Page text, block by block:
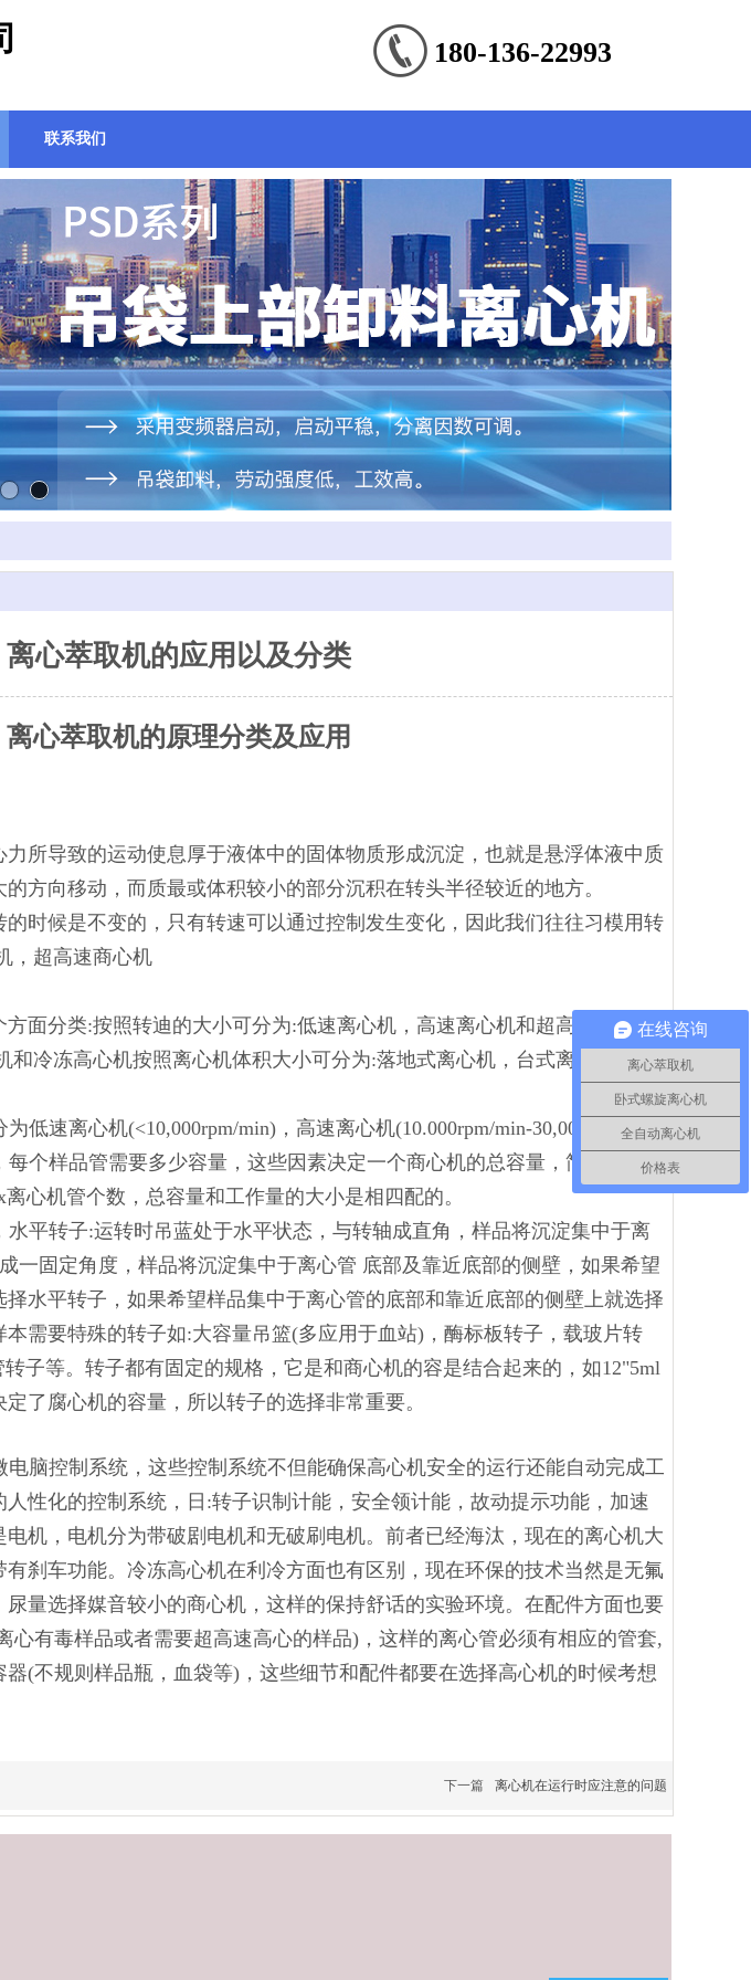
180-136-22993
联系我们
离心萃取机的应用以及分类
离心萃取机的原理分类及应用
所导致的运动使息厚于液体中的固体物质形成沉淀，也就是悬浮体液中质
方向移动，而质最或体积较小的部分沉积在转头半径较近的地方。
时候是不变的，只有转速可以通过控制发生变化，因此我们往往习模用转
，超高速商心机
面分类:按照转迪的大小可分为:低速离心机，高速离心机和超高速商心机;
和冷冻高心机按照离心机体积大小可分为:落地式离心机，台式离心机，掌
低速离心机(<10,000rpm/min)，高速离心机(10.000rpm/min-30,000rpm/min)
个样品管需要多少容量，这些因素决定一个商心机的总容量，简单的来说
心机管个数，总容量和工作量的大小是相四配的。
平转子:运转时吊蓝处于水平状态，与转轴成直角，样品将沉淀集中于离
一固定角度，样品将沉淀集中于离心管 底部及靠近底部的侧壁，如果希望
水平转子，如果希望样品集中于离心管的底部和靠近底部的侧壁上就选择
需要特殊的转子如:大容量吊篮(多应用于血站)，酶标板转子，载玻片转
子等。转子都有固定的规格，它是和商心机的容是结合起来的，如12"5ml
了腐心机的容量，所以转子的选择非常重要。
脑控制系统，这些控制系统不但能确保高心机安全的运行还能自动完成工
性化的控制系统，日:转子识制计能，安全领计能，故动提示功能，加速
机，电机分为带破剧电机和无破刷电机。前者已经海汰，现在的离心机大
刹车功能。冷冻高心机在利冷方面也有区别，现在环保的技术当然是无氟
量选择媒音较小的商心机，这样的保持舒话的实验环境。在配件方面也要
心有毒样品或者需要超高速高心的样品)，这样的离心管必须有相应的管套,
(不规则样品瓶，血袋等)，这些细节和配件都要在选择高心机的时候考想
下一篇 离心机在运行时应注意的问题
在线咨询
离心萃取机
卧式螺旋离心机
全自动离心机
价格表